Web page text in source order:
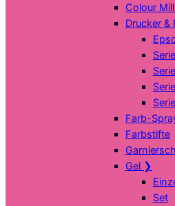
Colour
Drucker &
Farb-
Farbstifte
Gel ❯
Set